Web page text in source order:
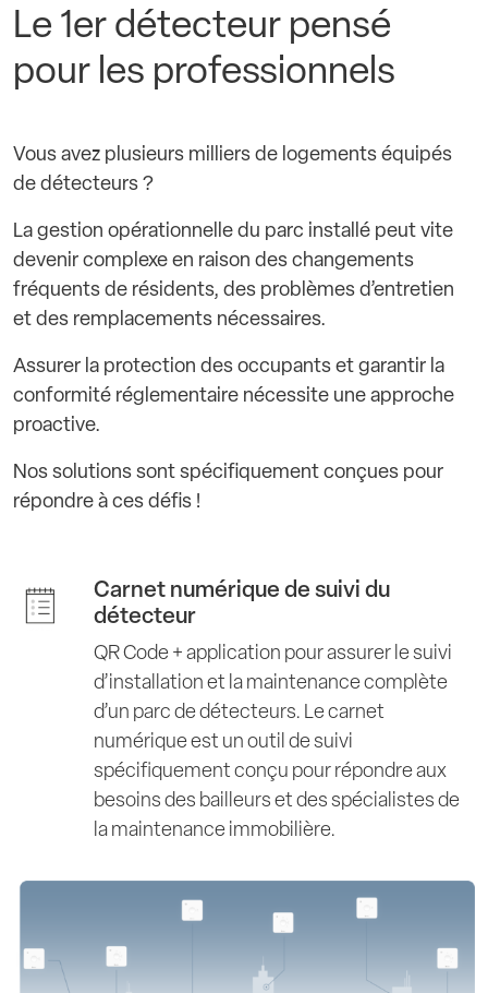
Le 1er détecteur pensé
pour les professionnels
Vous avez plusieurs milliers de logements équipés
de détecteurs ?
La gestion opérationnelle du parc installé peut vite
devenir complexe en raison des changements
fréquents de résidents, des problèmes d’entretien
et des remplacements nécessaires.
Assurer la protection des occupants et garantir la
conformité réglementaire nécessite une approche
proactive.
Nos solutions sont spécifiquement conçues pour
répondre à ces défis !
Carnet numérique de suivi du
détecteur
QR Code + application pour assurer le suivi
d’installation et la maintenance complète
d’un parc de détecteurs. Le carnet
numérique est un outil de suivi
spécifiquement conçu pour répondre aux
besoins des bailleurs et des spécialistes de
la maintenance immobilière.